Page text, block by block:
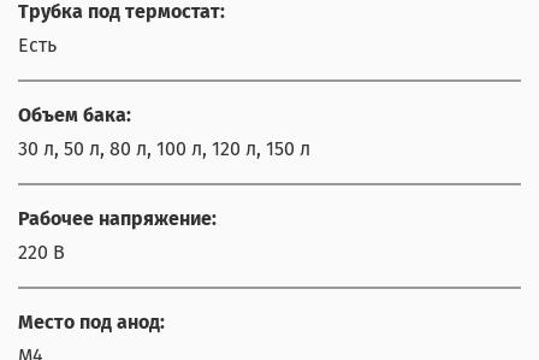
Трубка под термостат:
Есть
Объем бака:
30 л, 50 л, 80 л, 100 л, 120 л, 150 л
Рабочее напряжение:
220 В
Место под анод: